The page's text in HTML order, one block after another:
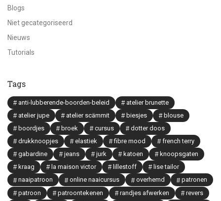
Blogs
Niet gecategoriseerd
Nieuws
Tutorials
Tags
anti-lubberende-boorden-beleid
atelier brunette
atelier jupe
atelier scämmit biesjes
blouse
boordjes
broek cursus
dotter doos
drukknoopjes
elastiek fibre mood
french terry
gabardine
jeans jurk katoen
knoopsgaten
kraag
la maison victor lillestoff
lise tailor
naaipatroon
online naaicursus overhemd
patronen
patroon
patroontekenen randjes afwerken
revers